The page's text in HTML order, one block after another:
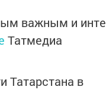
важным и
Татмедиа
Татарстана в